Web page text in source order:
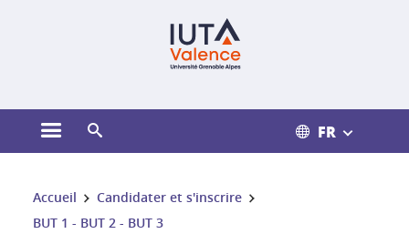
Ouvrir le menu principal FR
Vous êtes ici :
Accueil
Candidater et s'inscrire
BUT 1 - BUT 2 - BUT 3